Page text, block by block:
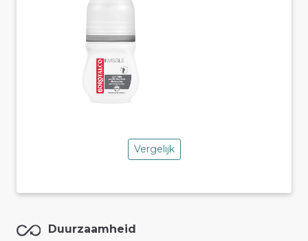
Vergelijk
Duurzaamheid